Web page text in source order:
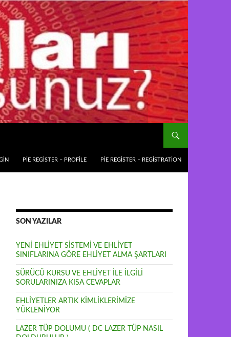
PIE REGISTER – PROFILE PIE REGISTER – REGISTRATION
SON YAZILAR
YENİ EHLİYET SİSTEMİ VE EHLİYET
SINIFLARINA GÖRE EHLİYET ALMA ŞARTLARI
SÜRÜCÜ KURSU VE EHLİYET İLE İLGİLİ
SORULARINIZA KISA CEVAPLAR
EHLİYETLER ARTIK KİMLİKLERİMİZE
YÜKLENİYOR
LAZER TÜP DOLUMU ( DC LAZER TÜP NASIL